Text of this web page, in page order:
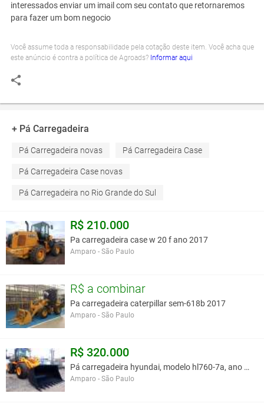
interessados enviar um imail com seu contato que retornaremos
para fazer um bom negocio
Você assume toda a responsabilidade pela cotação deste item. Você acha que
este anúncio é contra a política de Agroads? Informar aqui
+ Pá Carregadeira
Pá Carregadeira novas Pá Carregadeira Case
Pá Carregadeira Case novas
Pá Carregadeira no Rio Grande do Sul
R$ 210.000
Pa carregadeira case w 20 f ano 2017
Amparo - São Paulo
R$ a combinar
Pa carregadeira caterpillar sem-618b 2017
Amparo - São Paulo
R$ 320.000
Pá carregadeira hyundai, modelo hl760-7a, ano 2015
Amparo - São Paulo